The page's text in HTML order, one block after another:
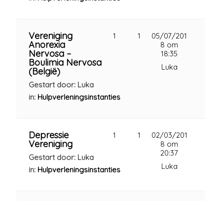
Vereniging
Anorexia
Nervosa –
Boulimia Nervosa
(België)
Gestart door: Luka
in: Hulpverleningsinstanties
1 1
05/07/201
8 om
18:35
Luka
Depressie
Vereniging
Gestart door: Luka
in: Hulpverleningsinstanties
1 1
02/03/201
8 om
20:37
Luka